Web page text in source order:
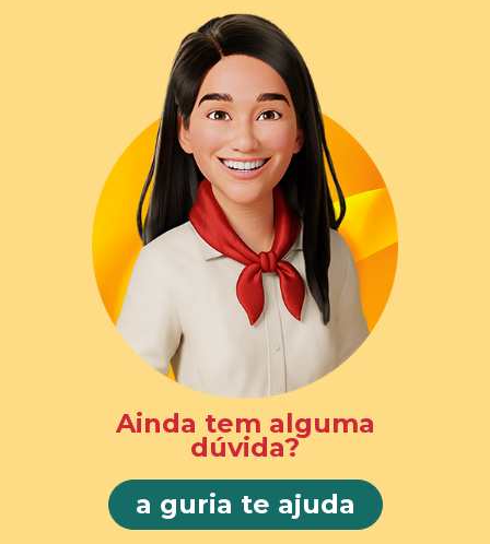
Ainda tem alguma
dúvida?
a guria te ajuda